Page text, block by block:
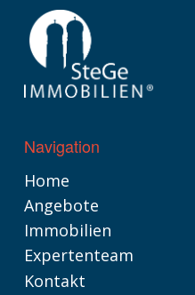
Navigation
Home
Angebote
Immobilien
Expertenteam
Kontakt